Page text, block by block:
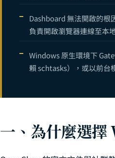
Dashboard 無法開啟的
負責開啟瀏覽器連線至本
Windows 原生環境下
賴 schtasks），或以前台
一、為什麼選